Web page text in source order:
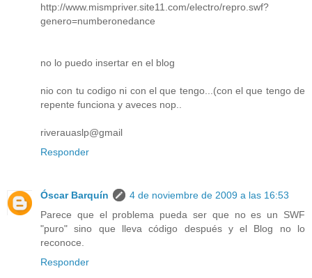
http://www.mismpriver.site11.com/electro/repro.swf?
genero=numberonedance
no lo puedo insertar en el blog
nio con tu codigo ni con el que tengo...(con el que tengo de
repente funciona y aveces nop..
riverauaslp@gmail
Responder
Óscar Barquín
4 de noviembre de 2009 a las 16:53
Parece que el problema pueda ser que no es un SWF
"puro" sino que lleva código después y el Blog no lo
reconoce.
Responder